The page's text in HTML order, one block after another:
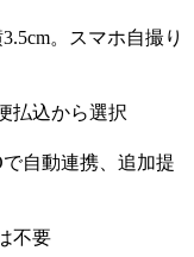
。スマホ自撮り
払込から選択
自動連携、追加提
不要